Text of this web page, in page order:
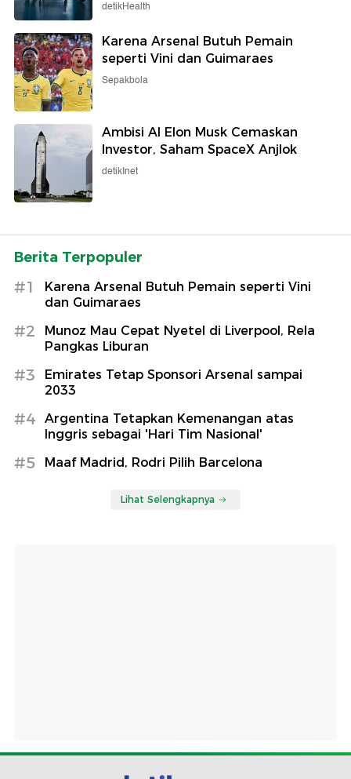
detikHealth
Karena Arsenal Butuh Pemain
seperti Vini dan Guimaraes
Sepakbola
Ambisi AI Elon Musk Cemaskan
Investor, Saham SpaceX Anjlok
detikInet
Berita Terpopuler
#1
Karena Arsenal Butuh Pemain seperti Vini
dan Guimaraes
#2
Munoz Mau Cepat Nyetel di Liverpool, Rela
Pangkas Liburan
#3
Emirates Tetap Sponsori Arsenal sampai
2033
#4
Argentina Tetapkan Kemenangan atas
Inggris sebagai 'Hari Tim Nasional'
#5 Maaf Madrid, Rodri Pilih Barcelona
Lihat Selengkapnya